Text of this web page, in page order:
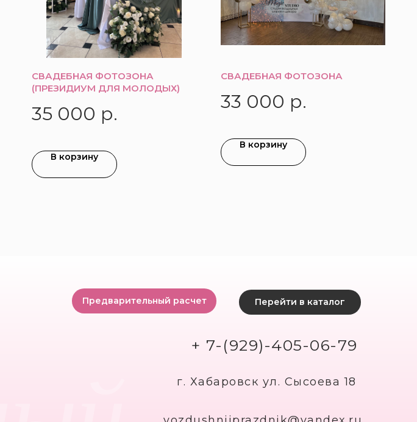
СВАДЕБНАЯ ФОТОЗОНА
(ПРЕЗИДИУМ ДЛЯ МОЛОДЫХ)
35 000 р.
В корзину
СВАДЕБНАЯ ФОТОЗОНА
33 000 р.
В корзину
Перейти в каталог
Предварительный расчет
+ 7-(929)-405-06-79
г. Хабаровск ул. Сысоева 18